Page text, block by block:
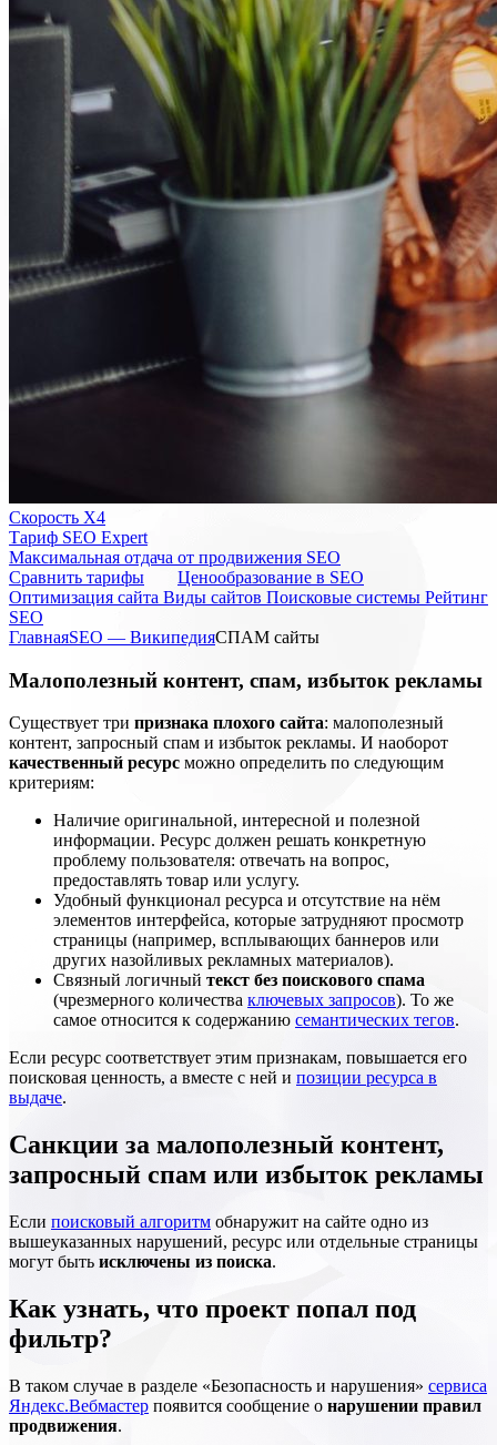
Скорость Х4
Тариф SEO Expert
Максимальная отдача от продвижения SEO
Cравнить тарифы
Ценообразование в SEO
Оптимизация сайта Виды сайтов Поисковые системы Рейтинг
SEO
ГлавнаяSEO — ВикипедияСПАМ сайты
Малополезный контент, спам, избыток рекламы
Существует три признака плохого сайта: малополезный
контент, запросный спам и избыток рекламы. И наоборот
качественный ресурс можно определить по следующим
критериям:
Наличие оригинальной, интересной и полезной
информации. Ресурс должен решать конкретную
проблему пользователя: отвечать на вопрос,
предоставлять товар или услугу.
Удобный функционал ресурса и отсутствие на нём
элементов интерфейса, которые затрудняют просмотр
страницы (например, всплывающих баннеров или
других назойливых рекламных материалов).
Связный логичный текст без поискового спама
(чрезмерного количества ключевых запросов). То же
самое относится к содержанию семантических тегов.
Если ресурс соответствует этим признакам, повышается его
поисковая ценность, а вместе с ней и позиции ресурса в
выдаче.
Санкции за малополезный контент,
запросный спам или избыток рекламы
Если поисковый алгоритм обнаружит на сайте одно из
вышеуказанных нарушений, ресурс или отдельные страницы
могут быть исключены из поиска.
Как узнать, что проект попал под
фильтр?
В таком случае в разделе «Безопасность и нарушения» сервиса
Яндекс.Вебмастер появится сообщение о нарушении правил
продвижения.